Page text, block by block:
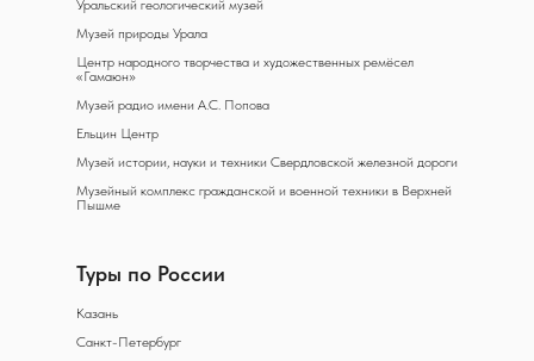
Уральский геологический музей
Музей природы Урала
Центр народного творчества и художественных ремёсел
«Гамаюн»
Музей радио имени А.С. Попова
Ельцин Центр
Музей истории, науки и техники Свердловской железной дороги
Музейный комплекс гражданской и военной техники в Верхней
Пышме
Туры по России
Казань
Санкт-Петербург